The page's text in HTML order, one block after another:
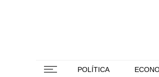
POLÍTICA